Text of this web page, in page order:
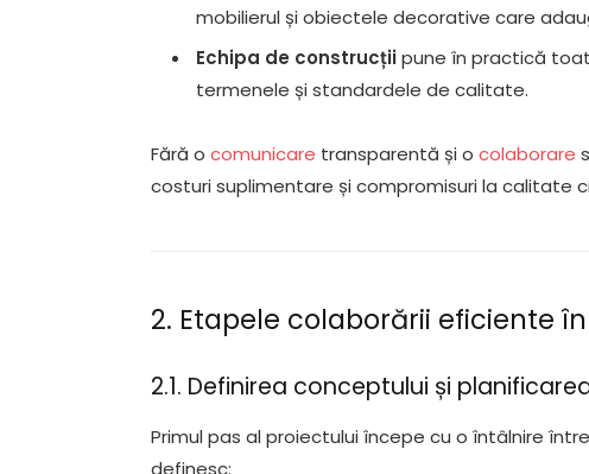
mobilierul și obiectele decorative care
Echipa de construcțiipune în practică
termenele și standardele de calitate.
Fără ocomunicare transparentă și ocolaborare
costuri suplimentare și compromisuri la calitate
2. Etapele colaborării eficiente
2.1. Definirea conceptului și
Primul pas al proiectului începe cu o întâlnire